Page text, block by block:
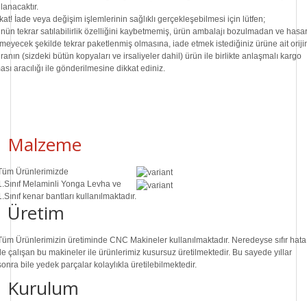
İade veya değişim işlemlerinin sağlıklı gerçekleşebilmesi için lütfen;
tekrar satılabilirlik özelliğini kaybetmemiş, ürün ambalajı bozulmadan ve hasar
şekilde tekrar paketlenmiş olmasına, iade etmek istediğiniz ürüne ait
(sizdeki bütün kopyaları ve irsaliyeler dahil) ürün ile birlikte anlaşmalı kargo
aracılığı ile gönderilmesine dikkat ediniz.
Malzeme
Ürünlerimizde
Melaminli Yonga Levha ve
kenar bantları kullanılmaktadır.
Üretim
Ürünlerimizin üretiminde CNC Makine ler kullanılmaktadır. Neredeyse sıfır hata
çalışan bu makineler ile ürünlerimiz kusursuz üretilmektedir. Bu sayede yıllar
bile yedek parçalar kolaylıkla üretilebilmektedir.
Kurulum